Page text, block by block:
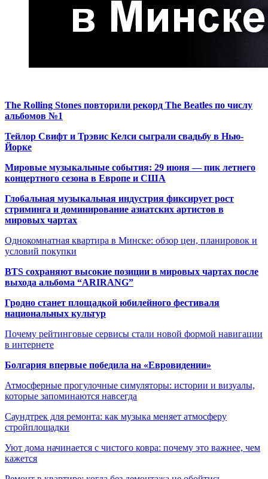
The Rolling Stones повторили рекорд The Beatles по числу
альбомов №1
Тейлор Свифт и Трэвис Келси сыграли свадьбу в Нью-
Йорке
Мировые музыкальные события: 29 июня — пик летнего
концертного сезона в Европе и США
Глобальная музыкальная индустрия фиксирует рост
стриминга и доминирование азиатских артистов в
мировых чартах
Однокомнатная квартира в Минске: обзор цен, планировок и
условий покупки
BTS сохраняют высокие позиции в мировых чартах после
выхода альбома “ARIRANG”
Гродно станет площадкой юбилейного фестиваля
национальных культур
Почему рейтинговые сервисы стали новой формой навигации
в интернете
Болгария впервые победила на «Евровидении»
Атмосферные прогулочные симуляторы: истории и визуалы,
которые запоминаются навсегда
Саундтрек для ремонта: как музыка меняет атмосферу
стройплощадки
Уют дома начинается с чистого ковра: почему это важнее, чем
кажется